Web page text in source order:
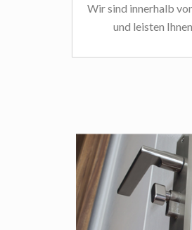
Wir sind innerhalb
und leisten